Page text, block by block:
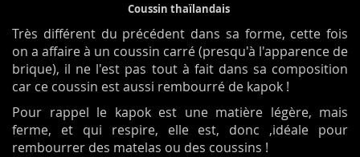
Coussin thaïlandais
Très différent du précédent dans sa forme, cette fois
on a affaire à un coussin carré (presqu'à l'apparence de
brique), il ne l'est pas tout à fait dans sa composition
car ce coussin est aussi rembourré de kapok !
Pour rappel le kapok est une matière légère, mais
ferme, et qui respire, elle est, donc ,idéale pour
rembourrer des matelas ou des coussins !